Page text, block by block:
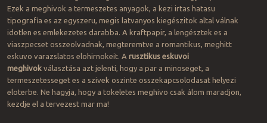
Ezek a meghivok a termeszetes anyagok, a kezi irtas hatasu
tipografia es az egyszeru, megis latvanyos kiegészitok altal válnak
idotlen es emlekezetes darabba. A kraftpapir, a lengésztek es a
viaszpecset osszeolvadnak, megteremtve a romantikus, meghitt
eskuvo varazslatos elohirnokeit. A rusztikus eskuvoi
meghivokválasztása azt jelenti, hogy a par a minoseget, a
termeszetesseget es a szivek oszinte osszekapcsolodasat helyezi
eloterbe. Ne hagyja, hogy a tokeletes meghivo csak álom maradjon,
kezdje el a tervezest mar ma!